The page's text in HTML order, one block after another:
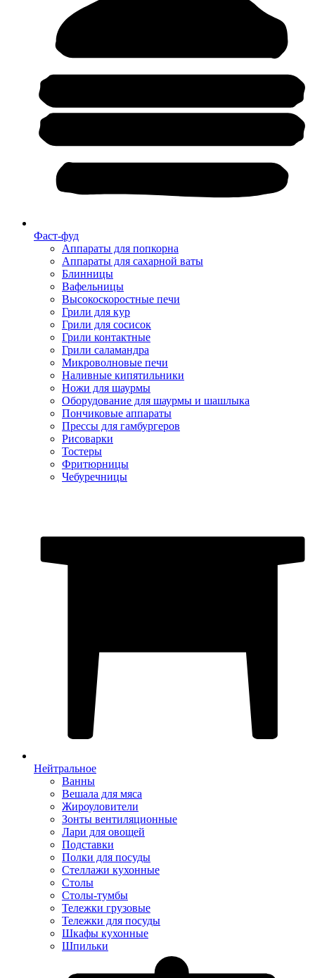
Фаст-фуд
Аппараты для попкорна
Аппараты для сахарной ваты
Блинницы
Вафельницы
Высокоскоростные печи
Грили для кур
Грили для сосисок
Грили контактные
Грили саламандра
Микроволновые печи
Наливные кипятильники
Ножи для шаурмы
Оборудование для шаурмы и шашлыка
Пончиковые аппараты
Прессы для гамбургеров
Рисоварки
Тостеры
Фритюрницы
Чебуречницы
Нейтральное
Ванны
Вешала для мяса
Жироуловители
Зонты вентиляционные
Лари для овощей
Подставки
Полки для посуды
Стеллажи кухонные
Столы
Столы-тумбы
Тележки грузовые
Тележки для посуды
Шкафы кухонные
Шпильки